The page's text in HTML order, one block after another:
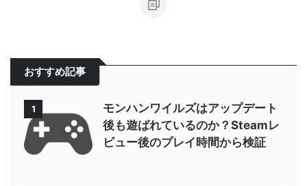
おすすめ記事
1
モンハンワイルズはアップデート
後も遊ばれているのか？Steamレ
ビュー後のプレイ時間から検証